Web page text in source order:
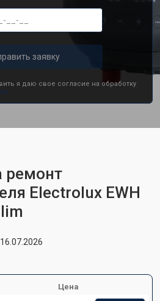
заявку
я даю свое согласие на обработку
ремонт
Electrolux EWH
Цена